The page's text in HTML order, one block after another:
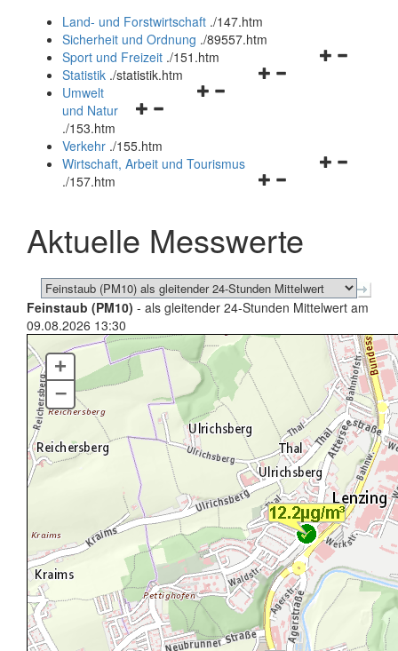
und
schließen
Land- und Forstwirtschaft ./147.htm
Sicherheit und Ordnung ./89557.htm
Navigationsmenü
Sport und Freizeit ./151.htm
Navigationsmenü
Statistik ./statistik.htm
Navigationsmenü
und
schließen
Umwelt
und Natur
./153.htm
Verkehr ./155.htm
Navigationsmenü
schließen
Wirtschaft, Arbeit und Tourismus
./157.htm
Aktuelle Messwerte
Feinstaub (PM10) - als gleitender 24-Stunden Mittelwert am
09.08.2026 13:30
+
–